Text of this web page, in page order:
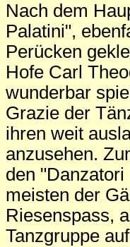
Nach dem
Palatini",
Perücken
Hofe Carl
wunderbar
Grazie der
ihren weit
anzusehen.
den
meisten der
Riesenspass,
Tanzgruppe